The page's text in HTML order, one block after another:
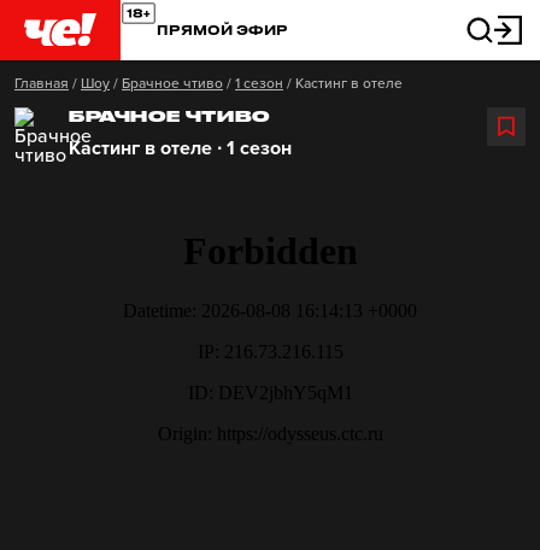
ПРЯМОЙ ЭФИР
Главная / Шоу / Брачное чтиво / 1 сезон / Кастинг в отеле
БРАЧНОЕ ЧТИВО
Кастинг в отеле ∙ 1 сезон